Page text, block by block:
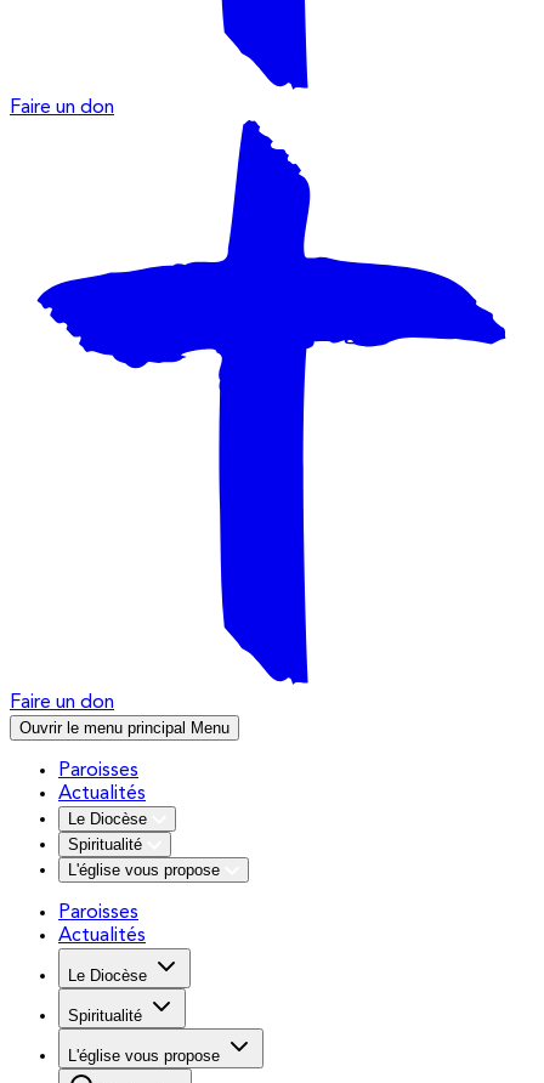
Faire un don
Faire un don
Ouvrir le menu principal Menu
Paroisses
Actualités
Le Diocèse
Spiritualité
L'église vous propose
Paroisses
Actualités
Le Diocèse
Spiritualité
L'église vous propose